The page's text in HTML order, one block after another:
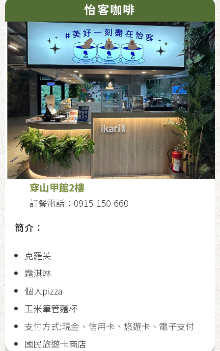
怡客咖啡
穿山甲館2樓
訂餐電話：0915-150-660
簡介：
克羅芙
霜淇淋
個人pizza
玉米筆管麵杯
支付方式:現金、信用卡、悠遊卡、電子支付
國民旅遊卡商店